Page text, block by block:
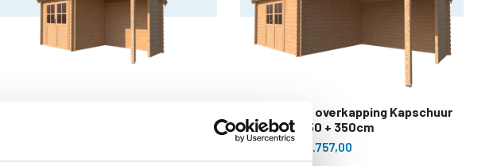
Blokhut met overkapping Kapschuur
dak 400 x 350 + 350cm
€7.642,00 €5.757,00